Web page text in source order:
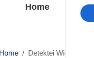
Home
Home Detektei Wiesbaden*